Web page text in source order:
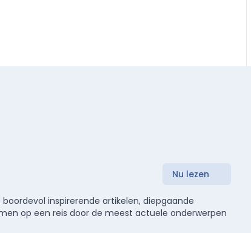
Nu lezen
inspirerende artikelen, diepgaande
op een reis door de meest actuele onderwerpen